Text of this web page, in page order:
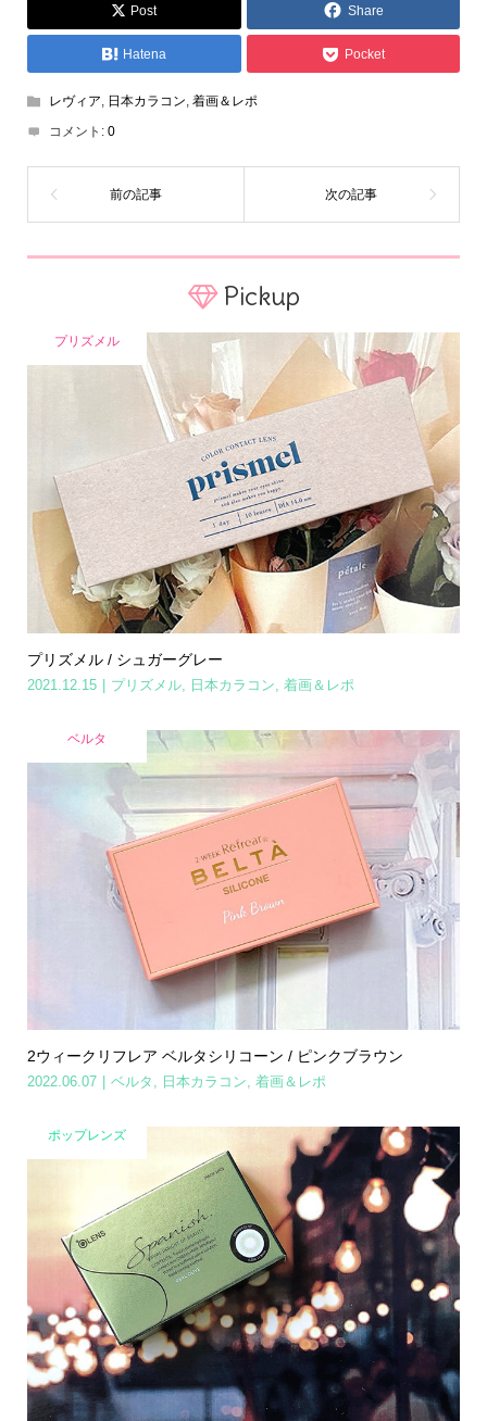
Post Share
Hatena Pocket
レヴィア, 日本カラコン, 着画＆レポ
コメント: 0
Pickup
プリズメル
プリズメル / シュガーグレー
2021.12.15 プリズメル, 日本カラコン 着画＆レポ
ベルタ
2ウィークリフレア ベルタシリコーン / ピンクブラウン
2022.06.07 ベルタ , 日本カラコン, 着画＆レポ
ポップレンズ